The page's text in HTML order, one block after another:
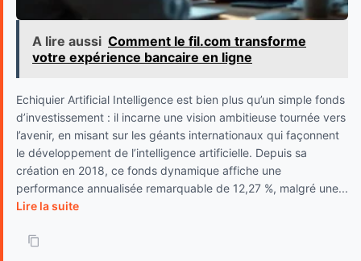
A lire aussi Comment le fil.com transforme
votre expérience bancaire en ligne
Echiquier Artificial Intelligence est bien plus qu’un simple fonds
d’investissement : il incarne une vision ambitieuse tournée vers
l’avenir, en misant sur les géants internationaux qui façonnent
le développement de l’intelligence artificielle. Depuis sa
création en 2018, ce fonds dynamique affiche une
performance annualisée remarquable de 12,27 %, malgré une...
Lire la suite